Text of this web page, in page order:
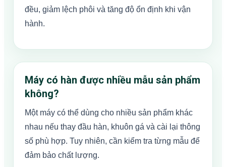
đều, giảm lệch phôi và tăng độ ổn định khi vận
hành.
Máy có hàn được nhiều mẫu sản phẩm
không?
Một máy có thể dùng cho nhiều sản phẩm khác
nhau nếu thay đầu hàn, khuôn gá và cài lại thông
số phù hợp. Tuy nhiên, cần kiểm tra từng mẫu để
đảm bảo chất lượng.